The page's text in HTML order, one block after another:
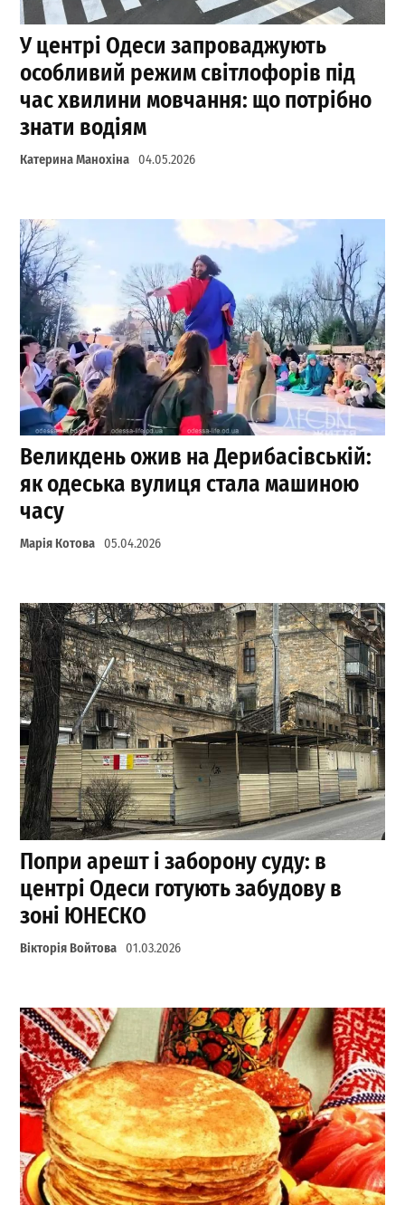
У центрі Одеси запроваджують
особливий режим світлофорів під
час хвилини мовчання: що потрібно
знати водіям
Катерина Манохіна 04.05.2026
Великдень ожив на Дерибасівській:
як одеська вулиця стала машиною
часу
Марія Котова 05.04.2026
Попри арешт і заборону суду: в
центрі Одеси готують забудову в
зоні ЮНЕСКО
Вікторія Войтова 01.03.2026